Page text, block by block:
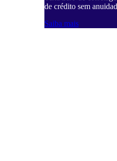
de crédito sem
Saiba mais